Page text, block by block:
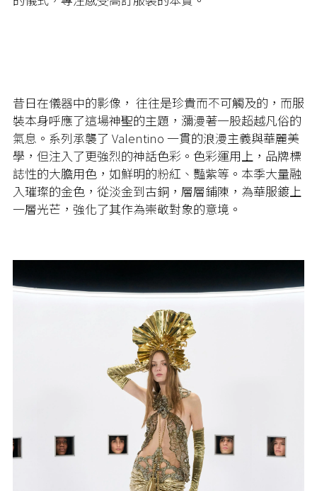
昔日在儀器中的影像， 往往是珍貴而不可觸及的，而服
裝本身呼應了這場神聖的主題，瀰漫著一股超越凡俗的
氣息。系列承襲了 Valentino 一貫的浪漫主義與華麗美
學，但注入了更強烈的神話色彩。色彩運用上，品牌標
誌性的大膽用色，如鮮明的粉紅、豔紫等。本季大量融
入璀璨的金色，從淡金到古銅，層層鋪陳，為華服鍍上
一層光芒，強化了其作為崇敬對象的意境。